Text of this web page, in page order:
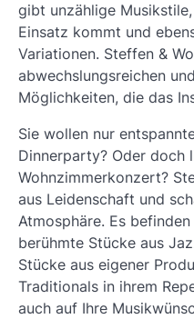
gibt unzählige
Einsatz kommt und
Variationen. Steffen &
abwechslungsreichen
Möglichkeiten, die das
Sie wollen nur
Dinnerparty? Oder doch
Wohnzimmerkonzert?
aus Leidenschaft und
Atmosphäre. Es
berühmte Stücke aus
Stücke aus eigener
Traditionals in ihrem
auch auf Ihre